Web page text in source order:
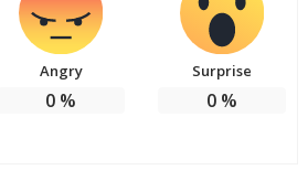
Angry
0 %
Surprise
0%